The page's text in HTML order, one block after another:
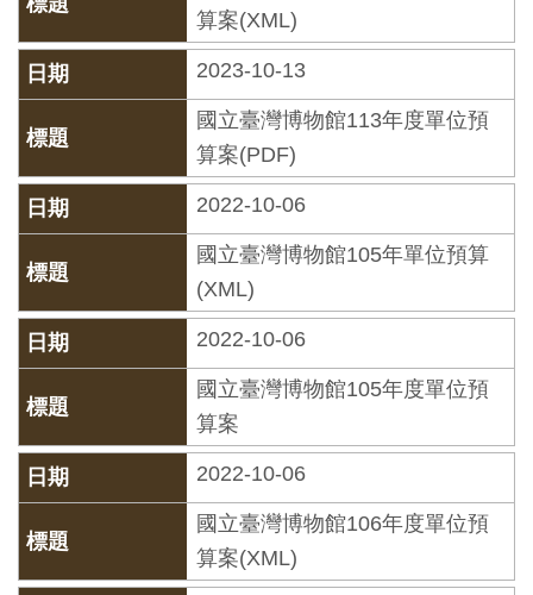
究
便
民
務
政
公
開
資
隱
私
權
算案(XML)
2023-10-13
國立臺灣博物館113年度單位預
算案(PDF)
2022-10-06
國立臺灣博物館105年單位預算
(XML)
2022-10-06
國立臺灣博物館105年度單位預
算案
2022-10-06
國立臺灣博物館106年度單位預
算案(XML)